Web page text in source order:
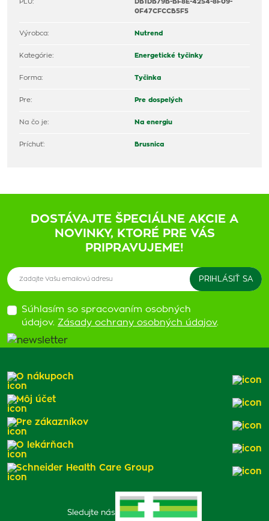
PLU:
DB1DB79B-BF8E-4254-8F09-
0F47CFCCB5F5
Výrobca: Nutrend
Kategórie: Energetické tyčinky
Forma: Tyčinka
Pre: Pre dospelých
Na čo je: Na energiu
Príchuť: Brusnica
DOSTÁVAJTE ŠPECIÁLNE AKCIE A
NOVINKY, KTORÉ PRE VÁS
PRIPRAVUJEME!
Súhlasím so spracovaním osobných
údajov. Zásady ochrany osobných údajov.
Sledujte nás
O nákupoch
Môj účet
Pre zákazníkov
O lekárňach
Schneider Health Care Group